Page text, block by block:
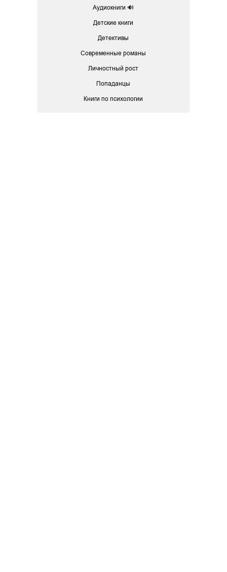
Аудиокниги 🔊
Детские книги
Детективы
Современные романы
Личностный рост
Попаданцы
Книги по психологии